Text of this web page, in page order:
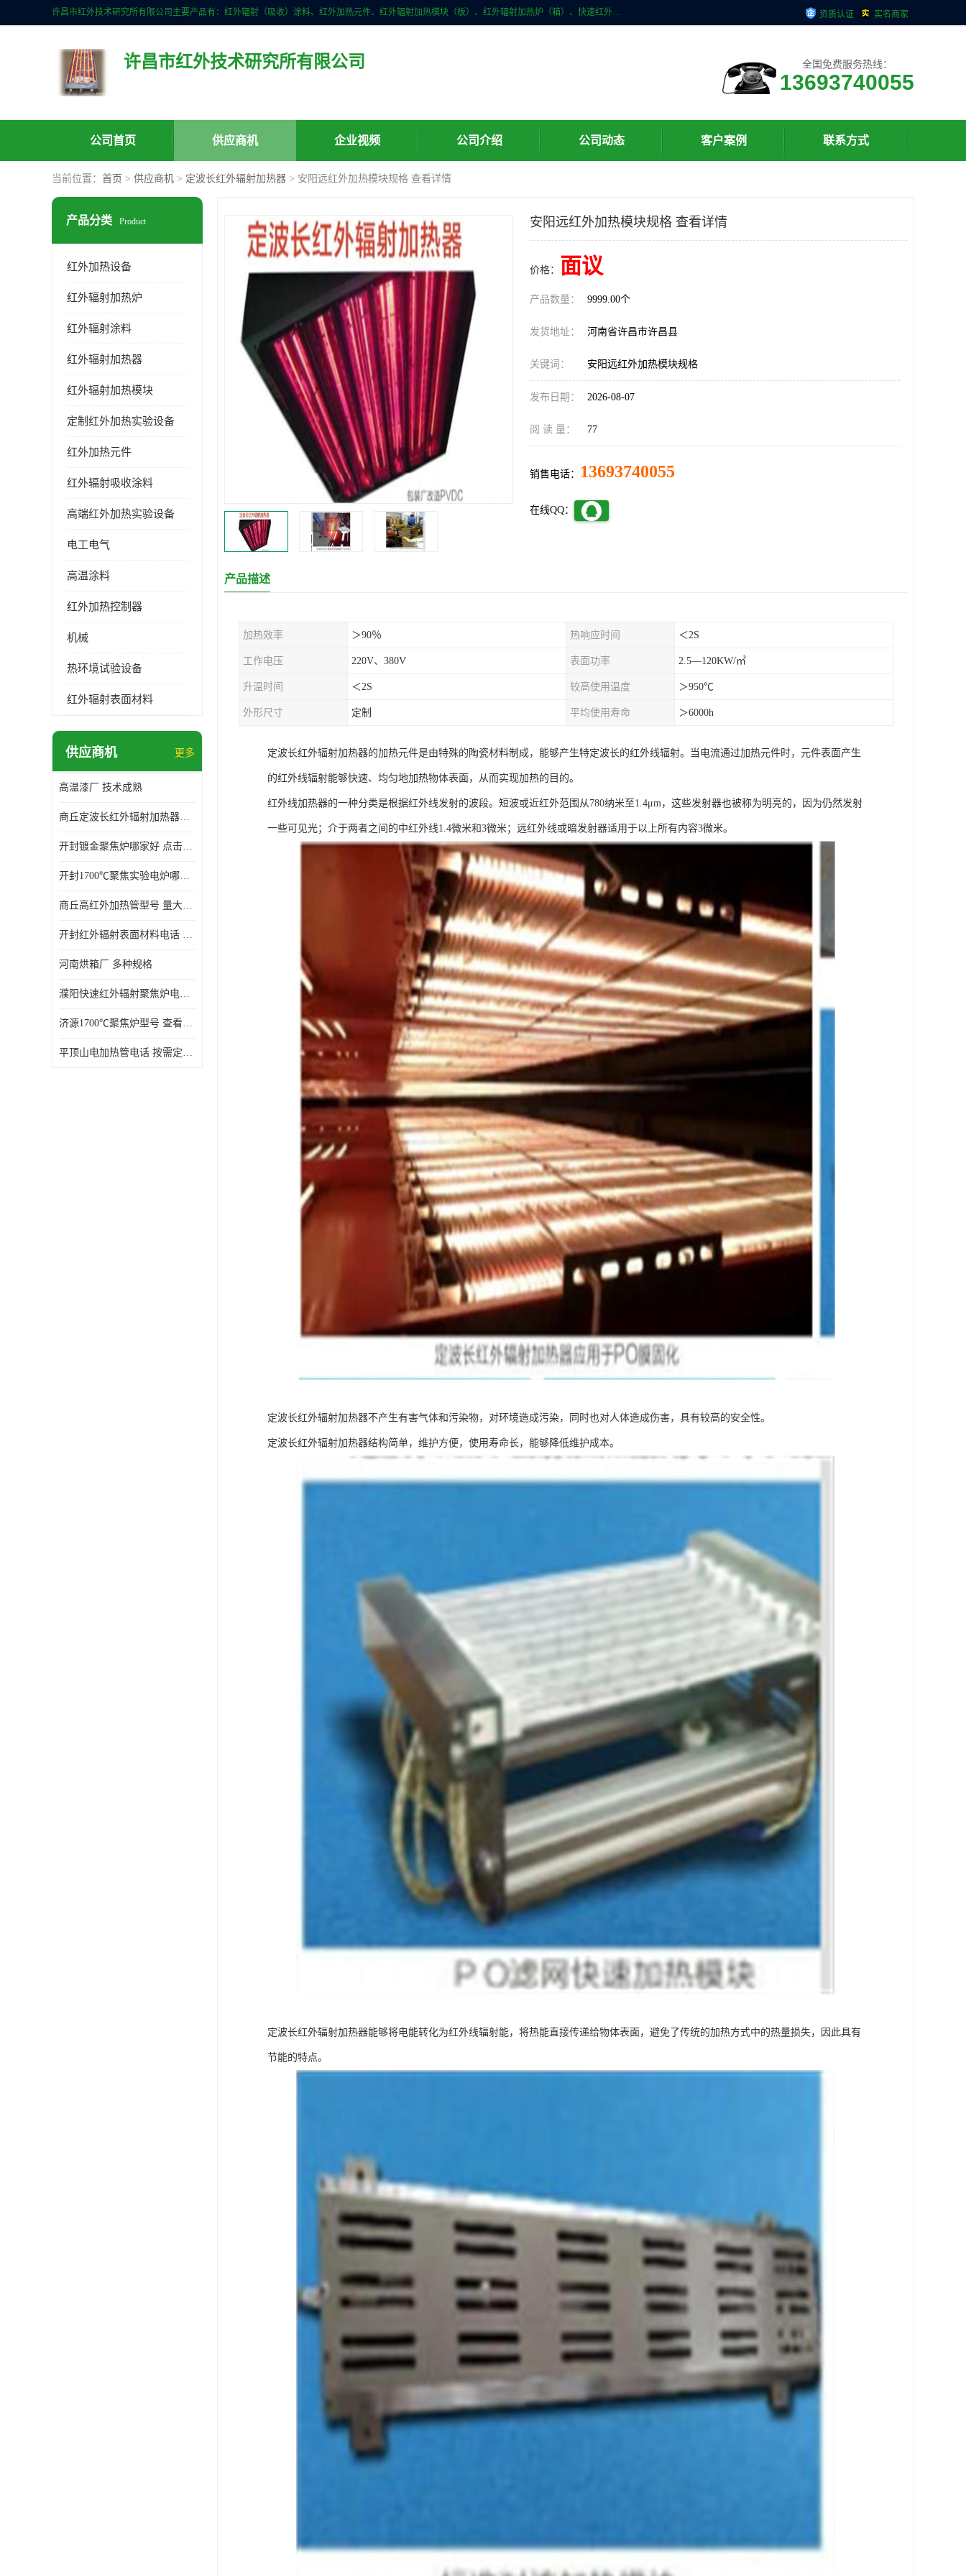
许昌市红外技术研究所有限公司主要产品有：红外辐射（吸收）涂料、红外加热元件、红外辐射加热模块（板）、红外辐射加热炉（箱）、快速红外辐射加热器、系列高端红外加热实验设备、系列红外加热控制器等。 资质认证 实名商家
许昌市红外技术研究所有限公司 全国免费服务热线：
13693740055
公司首页 供应商机 企业视频 公司介绍 公司动态 客户案例 联系方式
当前位置： 首页 > 供应商机 > 定波长红外辐射加热器 > 安阳远红外加热模块规格 查看详情
产品分类 Product
红外加热设备
红外辐射加热炉
红外辐射涂料
红外辐射加热器
红外辐射加热模块
定制红外加热实验设备
红外加热元件
红外辐射吸收涂料
高端红外加热实验设备
电工电气
高温涂料
红外加热控制器
机械
热环境试验设备
红外辐射表面材料
供应商机 更多
高温漆厂 技术成熟
商丘定波长红外辐射加热器厂家 安装简单
开封镀金聚焦炉哪家好 点击了解 标志明显
开封1700℃聚焦实验电炉哪家好 维护 实用性强
商丘高红外加热管型号 量大价优
开封红外辐射表面材料电话 操作方便 操作灵活
河南烘箱厂 多种规格
濮阳快速红外辐射聚焦炉电话 性能稳定
济源1700℃聚焦炉型号 查看详情
平顶山电加热管电话 按需定制 大量现货
安阳远红外加热模块规格 查看详情
价格： 面议
产品数量： 9999.00个
发货地址： 河南省许昌市许昌县
关键词： 安阳远红外加热模块规格
发布日期： 2026-08-07
阅 读 量： 77
销售电话： 13693740055
在线QQ：
产品描述
加热效率 ＞90％ 热响应时间 ＜2S
工作电压 220V、380V 表面功率 2.5—120KW/㎡
升温时间 ＜2S 较高使用温度 ＞950℃
外形尺寸 定制 平均使用寿命 ＞6000h
定波长红外辐射加热器的加热元件是由特殊的陶瓷材料制成，能够产生特定波长的红外线辐射。当电流通过加热元件时，元件表面产生
的红外线辐射能够快速、均匀地加热物体表面，从而实现加热的目的。
红外线加热器的一种分类是根据红外线发射的波段。短波或近红外范围从780纳米至1.4μm，这些发射器也被称为明亮的，因为仍然发射
一些可见光；介于两者之间的中红外线1.4微米和3微米；远红外线或暗发射器适用于以上所有内容3微米。
定波长红外辐射加热器不产生有害气体和污染物，对环境造成污染，同时也对人体造成伤害，具有较高的安全性。
定波长红外辐射加热器结构简单，维护方便，使用寿命长，能够降低维护成本。
定波长红外辐射加热器能够将电能转化为红外线辐射能，将热能直接传递给物体表面，避免了传统的加热方式中的热量损失，因此具有
节能的特点。